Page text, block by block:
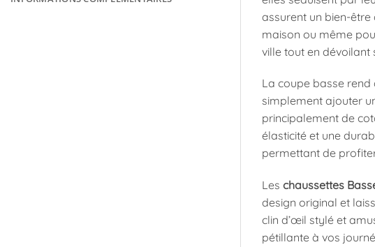
assurent un bien-
maison ou même
ville tout en dévoilant
La coupe basse rend
simplement ajouter
principalement de
élasticité et une
permettant de
Les chaussettes
design original et
clin d’œil stylé et
pétillante à vos